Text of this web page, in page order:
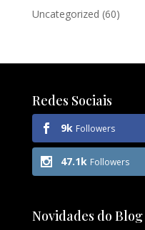
Uncategorized (60)
Redes Sociais
9k Followers
47.1k Followers
Novidades do Blog